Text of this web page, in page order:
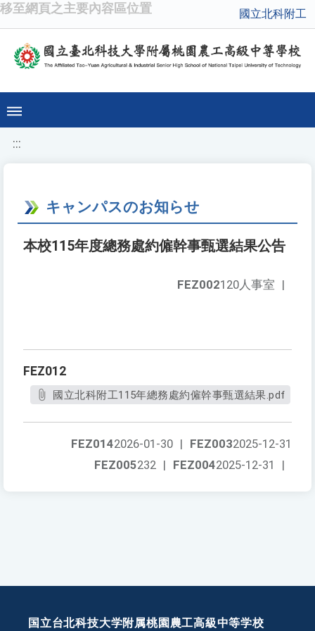
移至網頁之主要內容區位置 國立北科附工
:::
キャンパスのお知らせ
本校115年度總務處約僱幹事甄選結果公告
FEZ002120人事室 |
FEZ012
國立北科附工115年總務處約僱幹事甄選結果.pdf
FEZ0032025-12-31
FEZ0142026-01-30 |
FEZ0042025-12-31 |
FEZ005232 |
国立台北科技大学附属桃園農工高級中等学校